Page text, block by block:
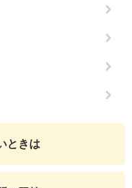
ときは